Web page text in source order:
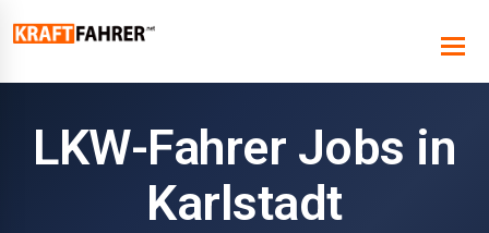
LKW-Fahrer Jobs in
Karlstadt